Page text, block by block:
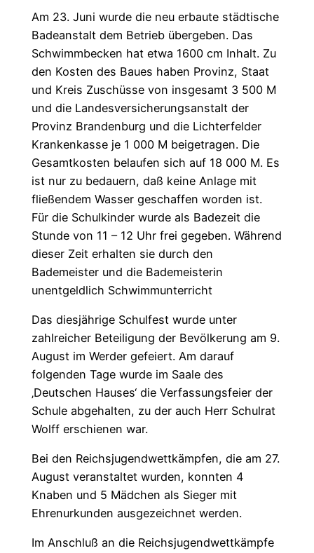
Am 23. Juni wurde die neu erbaute städtische
Badeanstalt dem Betrieb übergeben. Das
Schwimmbecken hat etwa 1600 cm Inhalt. Zu
den Kosten des Baues haben Provinz, Staat
und Kreis Zuschüsse von insgesamt 3 500 M
und die Landesversicherungsanstalt der
Provinz Brandenburg und die Lichterfelder
Krankenkasse je 1 000 M beigetragen. Die
Gesamtkosten belaufen sich auf 18 000 M. Es
ist nur zu bedauern, daß keine Anlage mit
fließendem Wasser geschaffen worden ist.
Für die Schulkinder wurde als Badezeit die
Stunde von 11 – 12 Uhr frei gegeben. Während
dieser Zeit erhalten sie durch den
Bademeister und die Bademeisterin
unentgeldlich Schwimmunterricht
Das diesjährige Schulfest wurde unter
zahlreicher Beteiligung der Bevölkerung am 9.
August im Werder gefeiert. Am darauf
folgenden Tage wurde im Saale des
‚Deutschen Hauses‘ die Verfassungsfeier der
Schule abgehalten, zu der auch Herr Schulrat
Wolff erschienen war.
Bei den Reichsjugendwettkämpfen, die am 27.
August veranstaltet wurden, konnten 4
Knaben und 5 Mädchen als Sieger mit
Ehrenurkunden ausgezeichnet werden.
Im Anschluß an die Reichsjugendwettkämpfe